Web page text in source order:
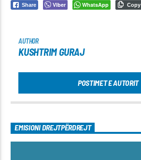
Share Viber WhatsApp Copy
AUTHOR
KUSHTRIM GURAJ
POSTIMET E AUTORIT
EMISIONI DREJTPËRDREJT